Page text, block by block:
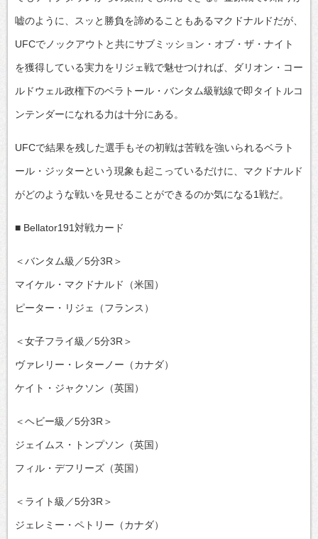
嘘のように、スッと勝負を諦めることもあるマクドナルドだが、
UFCでノックアウトと共にサブミッション・オブ・ザ・ナイト
を獲得している実力をリジェ戦で魅せつければ、ダリオン・コー
ルドウェル政権下のベラトール・バンタム級戦線で即タイトルコ
ンテンダーになれる力は十分にある。
UFCで結果を残した選手もその初戦は苦戦を強いられるベラト
ール・ジッターという現象も起こっているだけに、マクドナルド
がどのような戦いを見せることができるのか気になる1戦だ。
■ Bellator191対戦カード
＜バンタム級／5分3R＞
マイケル・マクドナルド（米国）
ピーター・リジェ（フランス）
＜女子フライ級／5分3R＞
ヴァレリー・レターノー（カナダ）
ケイト・ジャクソン（英国）
＜ヘビー級／5分3R＞
ジェイムス・トンプソン（英国）
フィル・デフリーズ（英国）
＜ライト級／5分3R＞
ジェレミー・ペトリー（カナダ）